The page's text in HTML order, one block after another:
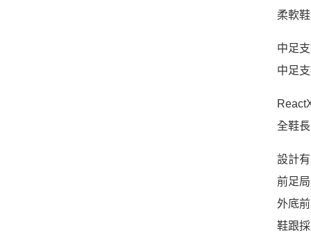
柔軟
中足
中足
全鞋
設計
前足
外底
鞋跟